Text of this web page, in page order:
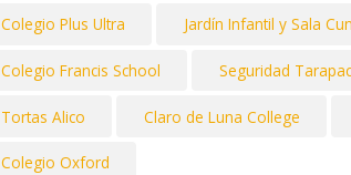
Colegio Plus Ultra Jardín Infantil y Sala
Colegio Francis School Seguridad
Tortas Alico Claro de Luna College
Colegio Oxford